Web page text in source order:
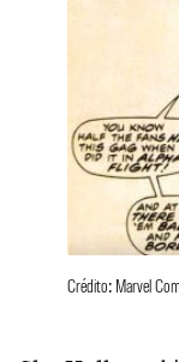
Crédito: Marvel